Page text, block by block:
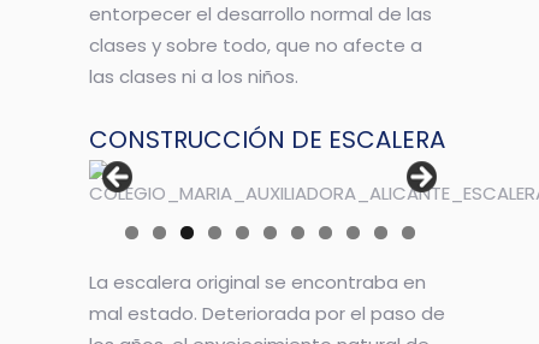
entorpecer el desarrollo normal de las
clases y sobre todo, que no afecte a
las clases ni a los niños.
CONSTRUCCIÓN DE ESCALERA
La escalera original se encontraba en
mal estado. Deteriorada por el paso de